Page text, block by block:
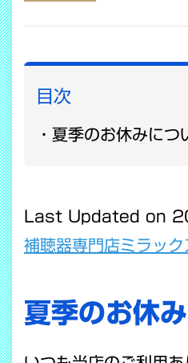
目次
夏季のお休みにつ
Last Updated on
補聴器専門店ミラック
夏季のお休